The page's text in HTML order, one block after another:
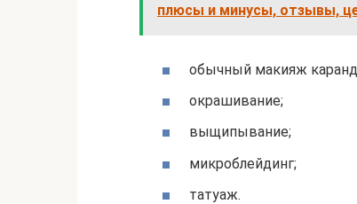
плюсы и минусы, отзывы,
обычный макияж
окрашивание;
выщипывание;
микроблейдинг;
татуаж.